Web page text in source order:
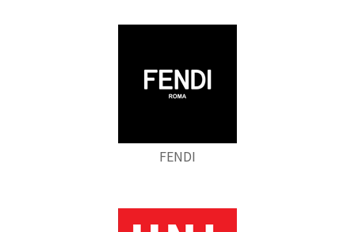
FENDI